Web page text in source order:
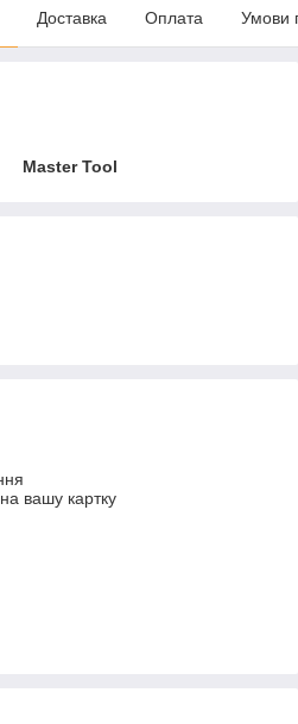
Доставка Оплата Умови
Master Tool
вашу картку